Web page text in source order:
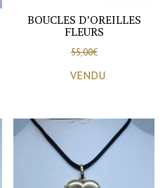
BOUCLES D’OREILLES
FLEURS
55,00€
VENDU